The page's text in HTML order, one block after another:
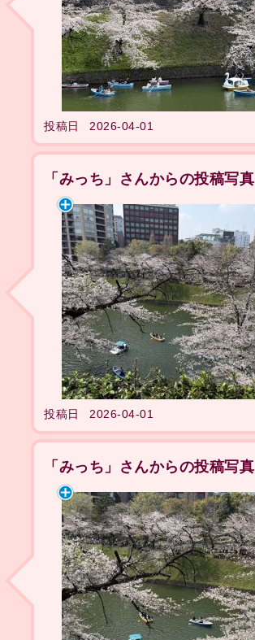
投稿日 2026-04-01
「みっち」さんからの投稿写真
投稿日 2026-04-01
「みっち」さんからの投稿写真